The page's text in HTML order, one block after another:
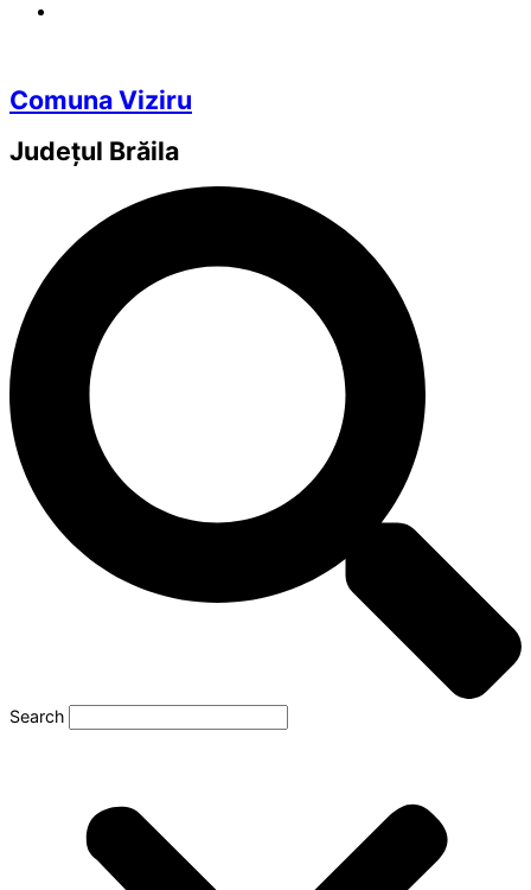
Comuna Viziru
Județul Brăila
Search